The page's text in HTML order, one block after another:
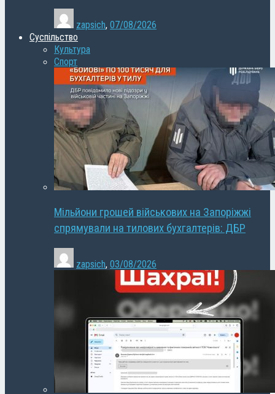
zapsich, 07/08/2026
Суспільство
Культура
Спорт
Мільйони грошей військових на Запоріжжі
спрямували на тилових бухгалтерів: ДБР
zapsich, 03/08/2026